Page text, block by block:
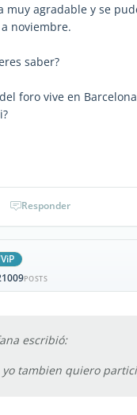
muy agradable y se
noviembre.
saber?
foro vive en
Responder
ViP
POSTS
escribió:
tambien quiero